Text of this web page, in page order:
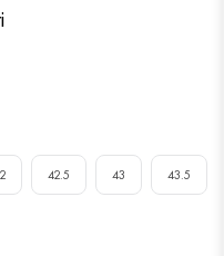
42.5 43 43.5